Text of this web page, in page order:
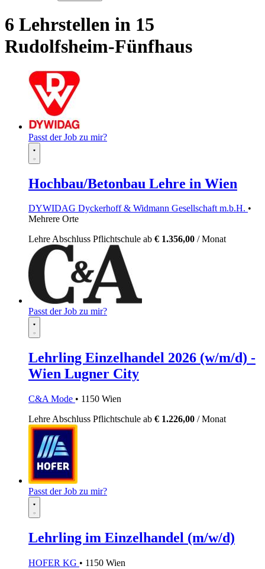
6 Lehrstellen in 15
Rudolfsheim-Fünfhaus
Passt der Job zu mir?
Hochbau/Betonbau Lehre in Wien
DYWIDAG Dyckerhoff & Widmann Gesellschaft m.b.H. •
Mehrere Orte
LehreAbschluss Pflichtschule ab € 1.356,00 / Monat
Passt der Job zu mir?
Lehrling Einzelhandel 2026 (w/m/d) -
Wien Lugner City
C&A Mode • 1150 Wien
Lehre Abschluss Pflichtschule ab € 1.226,00 / Monat
Passt der Job zu mir?
Lehrling im Einzelhandel (m/w/d)
HOFER KG • 1150 Wien